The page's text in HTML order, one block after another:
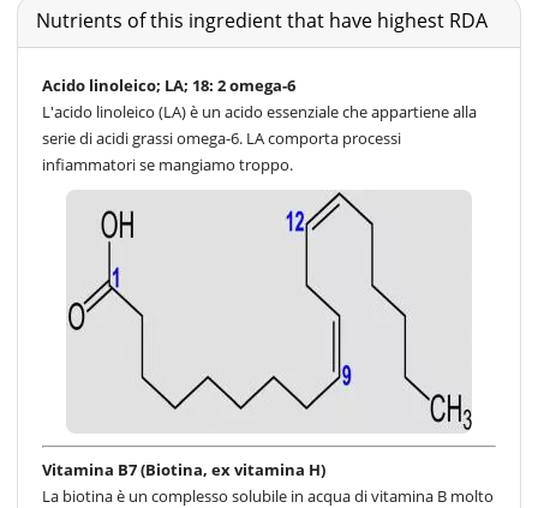
Nutrients of this ingredient that have highest RDA
Acido linoleico; LA; 18: 2 omega-6
L'acido linoleico (LA) è un acido essenziale che appartiene alla
serie di acidi grassi omega-6. LA comporta processi
infiammatori se mangiamo troppo.
Vitamina B7 (Biotina, ex vitamina H)
La biotina è un complesso solubile in acqua di vitamina B molto